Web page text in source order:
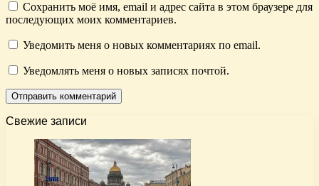
Сохранить моё имя, email и адрес сайта в этом браузере для
последующих моих комментариев.
Уведомить меня о новых комментариях по email.
Уведомлять меня о новых записях почтой.
Свежие записи